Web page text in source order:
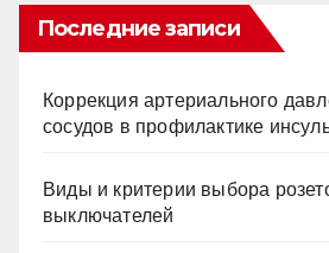
Последние записи
Коррекция артериального
сосудов в профилактике
Виды и критерии выбора
выключателей